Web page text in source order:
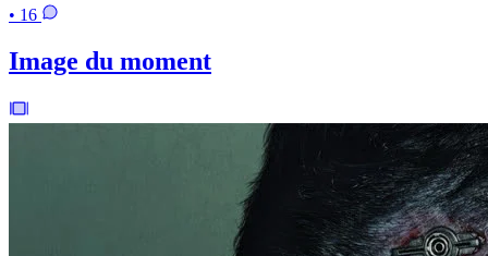
• 16
Image du moment